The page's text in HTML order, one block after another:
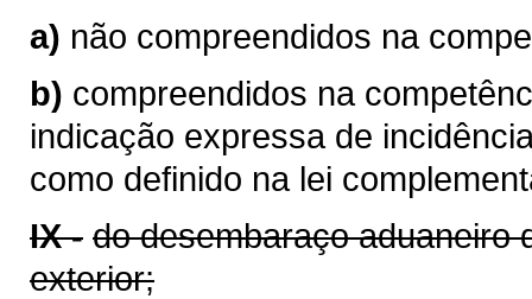
a) não compreendidos na
b) compreendidos na
indicação expressa de
como definido na lei
IX - do desembaraço aduaneiro
exterior;